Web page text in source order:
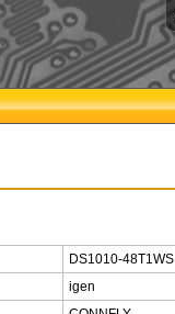
DS1010-48T1WS
igen